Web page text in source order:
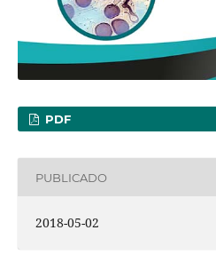
PDF
PUBLICADO
2018-05-02